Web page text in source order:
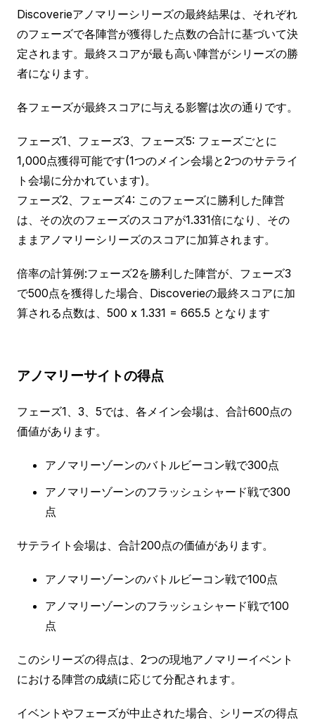
Discoverieアノマリーシリーズの最終結果は、それぞれ
のフェーズで各陣営が獲得した点数の合計に基づいて決
定されます。最終スコアが最も高い陣営がシリーズの勝
者になります。
各フェーズが最終スコアに与える影響は次の通りです。
フェーズ1、フェーズ3、フェーズ5: フェーズごとに
1,000点獲得可能です(1つのメイン会場と2つのサテライ
ト会場に分かれています)。
フェーズ2、フェーズ4: このフェーズに勝利した陣営
は、その次のフェーズのスコアが1.331倍になり、その
ままアノマリーシリーズのスコアに加算されます。
倍率の計算例:フェーズ2を勝利した陣営が、フェーズ3
で500点を獲得した場合、Discoverieの最終スコアに加
算される点数は、500 x 1.331 = 665.5 となります
アノマリーサイトの得点
フェーズ1、3、5では、各メイン会場は、合計600点の
価値があります。
アノマリーゾーンのバトルビーコン戦で300点
アノマリーゾーンのフラッシュシャード戦で300
点
サテライト会場は、合計200点の価値があります。
アノマリーゾーンのバトルビーコン戦で100点
アノマリーゾーンのフラッシュシャード戦で100
点
このシリーズの得点は、2つの現地アノマリーイベント
における陣営の成績に応じて分配されます。
イベントやフェーズが中止された場合、シリーズの得点